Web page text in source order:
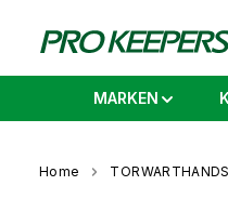
MARKEN
Home